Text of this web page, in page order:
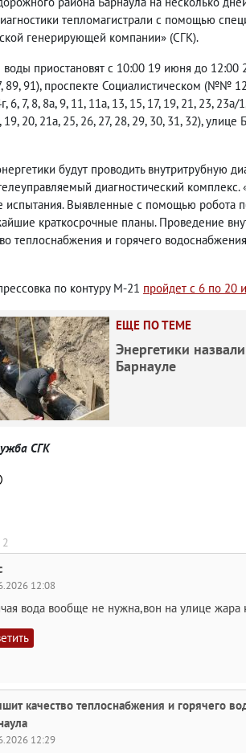
тепломагистрали с помощью
генерирующей компании» (СГК).
воды приостановят с 10:00 19 июня до
89, 91), проспекте Социалистическом (№№
6, 7, 8, 8а, 9, 11, 11а, 13, 15, 17, 19, 21, 23,
19, 20, 21а, 25, 26, 27, 28, 29, 30, 31, 32),
будут проводить внутритрубную
диагностический
испытания. Выявленные с помощью робота
краткосрочные планы. Проведение
теплоснабжения и горячего
по контуру М-21 пройдет с 6 по 20
ЕЩЕ ПО ТЕМЕ
Энергетики
Барнауле
СГК
12:08
вода вообще не нужна,вон на улице жара
качество теплоснабжения и горячего
12:29